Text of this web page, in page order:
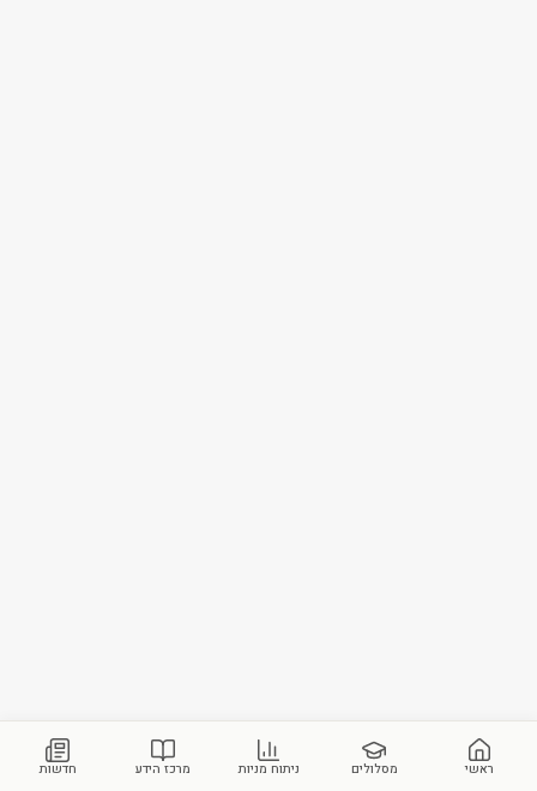
ראשי מסלולים ניתוח מניות מרכז הידע חדשות